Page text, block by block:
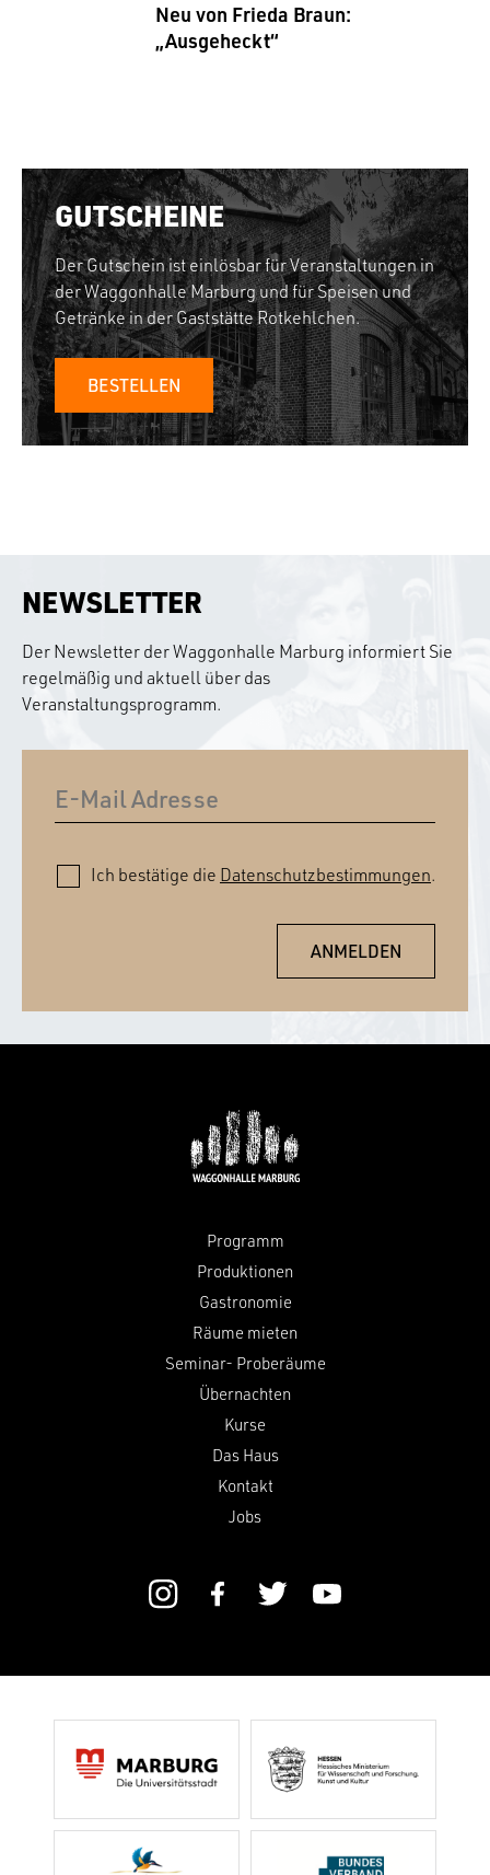
Neu von Frieda Braun:
„Ausgeheckt“
GUTSCHEINE
Der Gutschein ist einlösbar für Veranstaltungen in
der Waggonhalle Marburg und für Speisen und
Getränke in der Gaststätte Rotkehlchen.
BESTELLEN
NEWSLETTER
Der Newsletter der Waggonhalle Marburg informiert Sie
regelmäßig und aktuell über das
Veranstaltungsprogramm.
Ich bestätige die Datenschutzbestimmungen.
Programm
Produktionen
Gastronomie
Räume mieten
Seminar- Proberäume
Übernachten
Kurse
Das Haus
Kontakt
Jobs